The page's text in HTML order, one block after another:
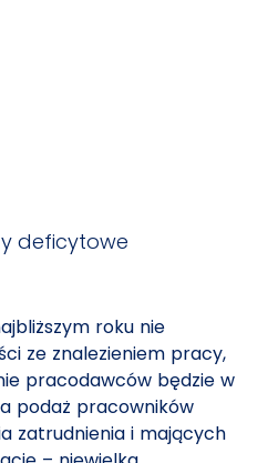
deficytowe
roku nie
ze znalezieniem pracy,
pracodawców będzie w
podaż pracowników
zatrudnienia i mających